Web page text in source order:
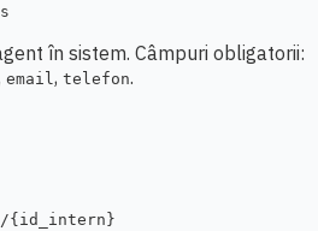
în sistem. Câmpuri obligatorii:
email , telefon.
{id_intern}